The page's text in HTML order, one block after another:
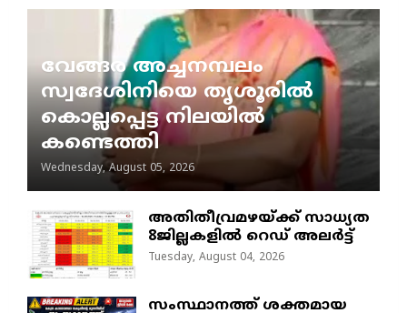
വേങ്ങര അച്ചനമ്പലം
സ്വദേശിനിയെ തൃശൂരിൽ
കൊല്ലപ്പെട്ട നിലയിൽ
കണ്ടെത്തി
Wednesday, August 05, 2026
അതിതീവ്രമഴയ്ക്ക് സാധ്യത
8ജില്ലകളിൽ റെഡ് അലർട്ട്
Tuesday, August 04, 2026
സംസ്ഥാനത്ത് ശക്തമായ